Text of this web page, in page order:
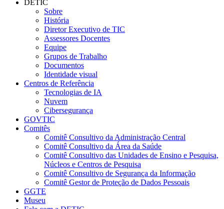
DETIC
Sobre
História
Diretor Executivo de TIC
Assessores Docentes
Equipe
Grupos de Trabalho
Documentos
Identidade visual
Centros de Referência
Tecnologias de IA
Nuvem
Cibersegurança
GOVTIC
Comitês
Comitê Consultivo da Administração Central
Comitê Consultivo da Área da Saúde
Comitê Consultivo das Unidades de Ensino e Pesquisa,
Núcleos e Centros de Pesquisa
Comitê Consultivo de Segurança da Informação
Comitê Gestor de Proteção de Dados Pessoais
GGTE
Museu